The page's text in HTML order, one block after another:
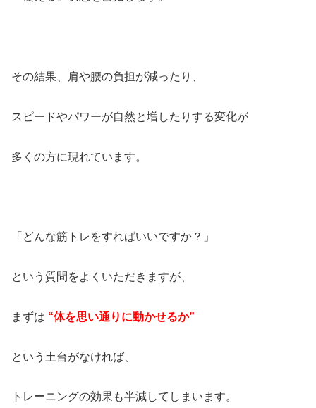
その結果、肩や腰の負担が減ったり、
スピードやパワーが自然と増したりする変化が
多くの方に現れています。
「どんな筋トレをすればいいですか？」
という質問をよくいただきますが、
まずは “体を思い通りに動かせるか”
という土台がなければ、
トレーニングの効果も半減してしまいます。